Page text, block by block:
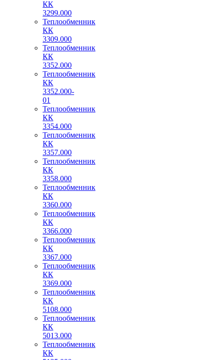
КК
3299.000
Теплообменник
КК
3309.000
Теплообменник
КК
3352.000
Теплообменник
КК
3352.000-
01
Теплообменник
КК
3354.000
Теплообменник
КК
3357.000
Теплообменник
КК
3358.000
Теплообменник
КК
3360.000
Теплообменник
КК
3366.000
Теплообменник
КК
3367.000
Теплообменник
КК
3369.000
Теплообменник
КК
5108.000
Теплообменник
КК
5013.000
Теплообменник
КК